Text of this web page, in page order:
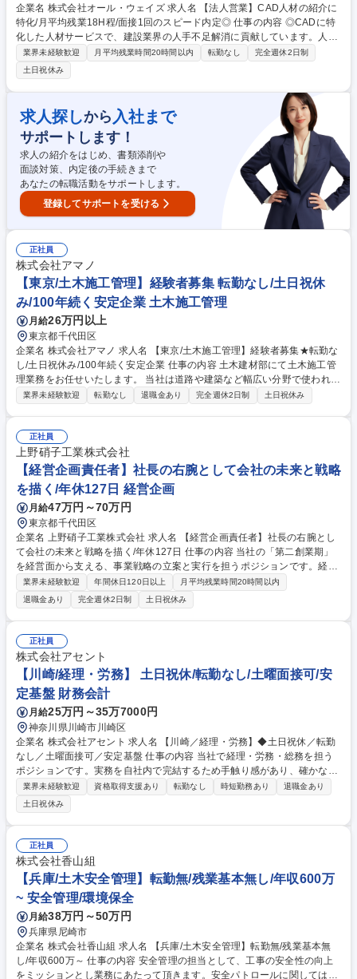
企業名 株式会社オール・ウェイズ 求人名 【法人営業】CAD人材の紹介に
特化/月平均残業18H程/面接1回のスピード内定◎ 仕事の内容 ◎CADに特
化した人材サービスで、建設業界の人手不足解消に貢献しています。人材
サービス"CAD JOB"の登録者とクライアント企業双方のニーズをヒアリン
グし、マッチング・採用決定までをお任せします。 【詳細】■法人営業
(クライアントの課題を抽出。必要な人物像をヒアリング)■コーディネート
業務 (企業ニーズを満たす人材を探し、カウンセリング後、就業先をご紹
介) ■アフターフォロー (就職決定後、登録者の就業先を訪問。企業と登録
者 の満足度をヒアリング) 募集職種 【法人営業】CAD人材の紹介に特化/
月平均残業18H程/面接1回のスピード内定◎
業界未経験歓迎 月平均残業時間20時間以内 転勤なし
完全週休2日制
土日祝休み
求人探しから 入社まで
サポートします！
求人の紹介をはじめ、書類添削や
面談対策、内定後の手続きまで
あなたの転職活動をサポートします。
登録してサポートを受ける
正社員
株式会社アマノ
【東京/土木施工管理】経験者募集 転勤なし/土日祝休
み/100年続く安定企業 土木施工管理
月給26万円以上
東京都千代田区
企業名 株式会社アマノ 求人名 【東京/土木施工管理】経験者募集★転勤な
し/土日祝休み/100年続く安定企業 仕事の内容 土木建材部にて土木施工管
理業務をお任せいたします。 当社は道路や建築など幅広い分野で使われる
建材の販売はもちろん、施工管理まで一貫体制でお客様のニーズにお応え
場作業員への指示、スケジュール管理など、施工管理を担当。 ■サイディ
ング/ALCなどの外壁工事から、ガードレール/フェンスといった安全施設
工事まで、各種の専門工事を請負っています。（住宅やビルの施工から、
道路や庁舎、スタジアムなど、国家プロジェクト等） 募集職種 【東京/土
木施工管理】経験者募集★転勤なし/土日祝休み/100年続く安定企業
業界未経験歓迎 転勤なし 退職金あり 完全週休2日制 土日祝休み
正社員
上野硝子工業株式会社
【経営企画責任者】社長の右腕として会社の未来と戦略
を描く/年休127日 経営企画
月給47万円～70万円
東京都千代田区
企業名 上野硝子工業株式会社 求人名 【経営企画責任者】社長の右腕とし
て会社の未来と戦略を描く/年休127日 仕事の内容 当社の「第二創業期」
を経営面から支える、事業戦略の立案と実行を担うポジションです。経営
全体を俯瞰し、数字・戦略・実行の3軸から会社の成長を牽引していただ
きます。 【主な業務内容】■経営戦略・中期経営計画の策定および進捗管
理、経営意思決定への参画■事業・部門別の予算設計、KPI設定、モニタリ
ング及び経営数値の分析・レポーティング■契約・与信管理を含むリスク
マネジメント全般■各部門を巻き込んだ戦略実行・推進、組織マネジメン
ト■取引先・他社とのアライアンス戦略の企画・推進、新規事業の立案・
推進■経営リスクのモニタリングと改善提言■経営企画部の立ち上げと体制
構築 募集職種 【経営企画責任者】社長の右腕として会社の未来と戦略を
描く/年休127日
業界未経験歓迎 年間休日120日以上
月平均残業時間20時間以内
退職金あり
完全週休2日制 土日祝休み
正社員
株式会社アセント
【川崎/経理・労務】 土日祝休/転勤なし/土曜面接可/安
定基盤 財務会計
月給25万円～35万7000円
神奈川県川崎市川崎区
企業名 株式会社アセント 求人名 【川崎／経理・労務】◆土日祝休／転勤
なし／土曜面接可／安定基盤 仕事の内容 当社で経理・労務・総務を担う
ポジションです。実務を自社内で完結するため手触り感があり、確かな専
門性が身につきます。チームで協力し合える環境で、長くご活躍いただけ
る会社です。 【経理】※使用ツール：奉行シリーズ／Excel 月次・年次決
算・支払い・入金処理・資金繰り等 【労務】※使用システム：奉行シリー
ズ／勤給解決／Excel 給与・社会保険・入退社の人事諸手続き等 【総務庶
務】※使用システム：奉行シリーズ／Excel 社内イベント・契約関連・固
定資産管理・各種庶務等 募集職種 【川崎／経理・労務】◆土日祝休／転
勤なし／土曜面接可／安定基盤
業界未経験歓迎 資格取得支援あり 転勤なし 時短勤務あり
退職金あり
土日祝休み
正社員
株式会社香山組
【兵庫/土木安全管理】転勤無/残業基本無し/年収600万
~ 安全管理/環境保全
月給38万円～50万円
兵庫県尼崎市
企業名 株式会社香山組 求人名 【兵庫/土木安全管理】転勤無/残業基本無
し/年収600万～ 仕事の内容 安全管理の担当として、工事の安全性の向上
をミッションとし業務にあたって頂きます。安全パトロールに関しては月/